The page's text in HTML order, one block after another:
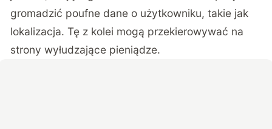
gromadzić poufne dane o użytkowniku, takie jak
lokalizacja. Tę z kolei mogą przekierowywać na
strony wyłudzające pieniądze.